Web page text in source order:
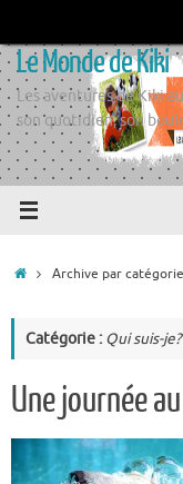
contenu
Le Monde de Kiki
Les aventures de Kiki
son quotidien, son
AccueilArchive par
Catégorie : Qui suis-je?
Une journée